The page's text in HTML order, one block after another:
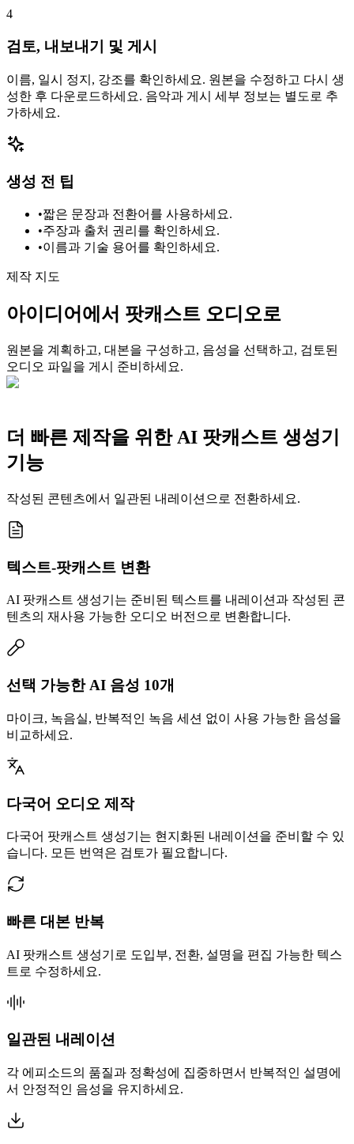
4
검토, 내보내기 및 게시
이름, 일시 정지, 강조를 확인하세요. 원본을 수정하고 다시 생
성한 후 다운로드하세요. 음악과 게시 세부 정보는 별도로 추
가하세요.
생성 전 팁
•짧은 문장과 전환어를 사용하세요.
•주장과 출처 권리를 확인하세요.
•이름과 기술 용어를 확인하세요.
제작 지도
아이디어에서 팟캐스트 오디오로
원본을 계획하고, 대본을 구성하고, 음성을 선택하고, 검토된
오디오 파일을 게시 준비하세요.
더 빠른 제작을 위한 AI 팟캐스트 생성기
기능
작성된 콘텐츠에서 일관된 내레이션으로 전환하세요.
텍스트-팟캐스트 변환
AI 팟캐스트 생성기는 준비된 텍스트를 내레이션과 작성된 콘
텐츠의 재사용 가능한 오디오 버전으로 변환합니다.
선택 가능한 AI 음성 10개
마이크, 녹음실, 반복적인 녹음 세션 없이 사용 가능한 음성을
비교하세요.
다국어 오디오 제작
다국어 팟캐스트 생성기는 현지화된 내레이션을 준비할 수 있
습니다. 모든 번역은 검토가 필요합니다.
빠른 대본 반복
AI 팟캐스트 생성기로 도입부, 전환, 설명을 편집 가능한 텍스
트로 수정하세요.
일관된 내레이션
각 에피소드의 품질과 정확성에 집중하면서 반복적인 설명에
서 안정적인 음성을 유지하세요.